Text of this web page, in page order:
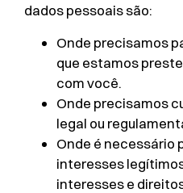
dados pessoais são:
Onde precisamos
que estamos
com você.
Onde precisamos
legal ou
Onde é necessário
interesses
interesses e